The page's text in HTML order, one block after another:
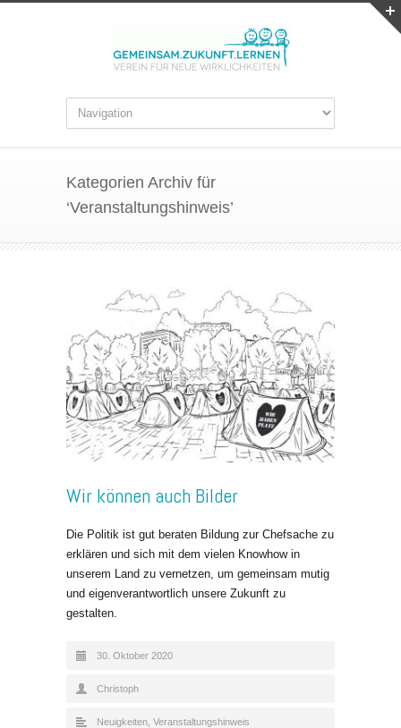
Kategorien Archiv für
‘Veranstaltungshinweis’
Wir können auch Bilder
Die Politik ist gut beraten Bildung zur Chefsache zu
erklären und sich mit dem vielen Knowhow in
unserem Land zu vernetzen, um gemeinsam mutig
und eigenverantwortlich unsere Zukunft zu
gestalten.
30. Oktober 2020
Christoph
Neuigkeiten Veranstaltungshinweis